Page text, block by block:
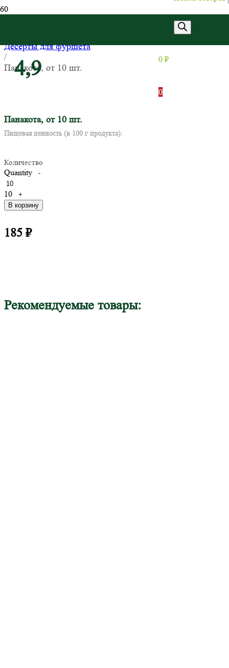
0 ₽
0
Десерты для фуршета
/
Панакота, от 10 шт.
Панакота, от 10 шт.
Пищевая ценность (в 100 г продукта):
Количество
Quantity -
10
+
В корзину
185 ₽
Рекомендуемые товары:
4,9